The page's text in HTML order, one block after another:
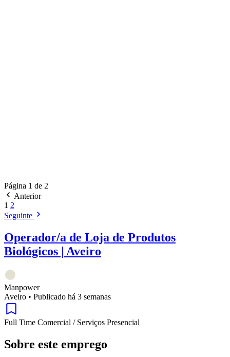
Página 1 de 2
Anterior
1 2
Seguinte
Operador/a de Loja de Produtos
Biológicos | Aveiro
Manpower
Aveiro • Publicado há 3 semanas
Full Time Comercial / Serviços Presencial
Sobre este emprego